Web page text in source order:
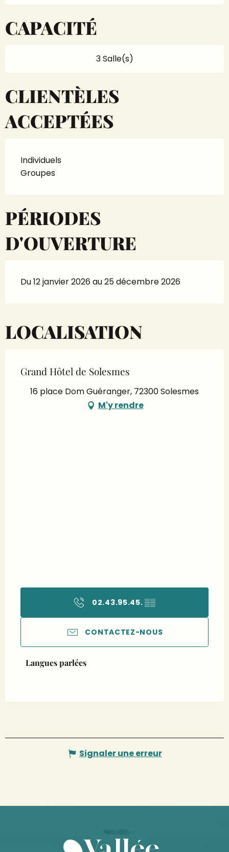
CAPACITÉ
3 Salle(s)
CLIENTÈLES
ACCEPTÉES
Individuels
Groupes
PÉRIODES
D'OUVERTURE
Du 12 janvier 2026 au 25 décembre 2026
LOCALISATION
Grand Hôtel de Solesmes
16 place Dom Guéranger, 72300 Solesmes
M'y rendre
02.43.95.45.▒▒
CONTACTEZ-NOUS
Langues parlées
Langues parlées
Signaler une erreur